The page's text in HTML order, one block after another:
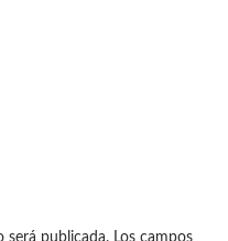
será publicada. Los campos